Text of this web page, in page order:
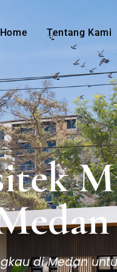
Home Tentang Kami
di Medan